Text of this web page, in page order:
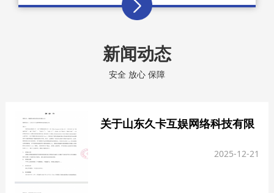
新闻动态
安全 放心 保障
关于山东久卡互娱网络科技有限
2025-12-21